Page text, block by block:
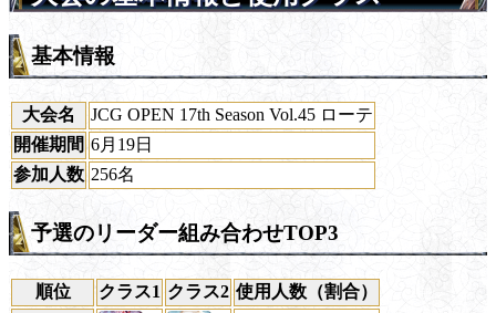
基本情報
大会名
JCG OPEN 17th Season Vol.45 ローテ
開催期間 6月19日
参加人数 256名
予選のリーダー組み合わせTOP3
順位 クラス1 クラス2 使用人数（割合）